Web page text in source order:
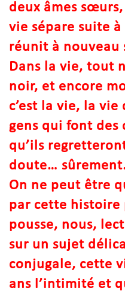
deux âmes
vie sépare suite
réunit à nouveau
Dans la vie, tout
noir, et encore
c’est la vie, la vie
gens qui font des
qu’ils
doute…
On ne peut être
par cette histoire
pousse, nous,
sur un sujet
conjugale, cette
ans l’intimité et